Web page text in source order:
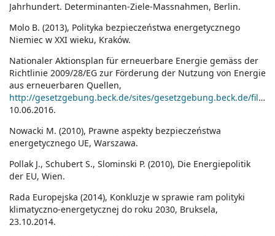
Jahrhundert. Determinanten-Ziele-Massnahmen, Berlin.
Molo B. (2013), Polityka bezpieczeństwa energetycznego
Niemiec w XXI wieku, Kraków.
Nationaler Aktionsplan für erneuerbare Energie gemäss der
Richtlinie 2009/28/EG zur Förderung der Nutzung von Energie
aus erneuerbaren Quellen,
http://gesetzgebung.beck.de/sites/gesetzgebung.beck.de/files/nationaler_aktionsplan_ee.pdf
10.06.2016.
Nowacki M. (2010), Prawne aspekty bezpieczeństwa
energetycznego UE, Warszawa.
Pollak J., Schubert S., Slominski P. (2010), Die Energiepolitik
der EU, Wien.
Rada Europejska (2014), Konkluzje w sprawie ram polityki
klimatyczno-energetycznej do roku 2030, Bruksela,
23.10.2014.